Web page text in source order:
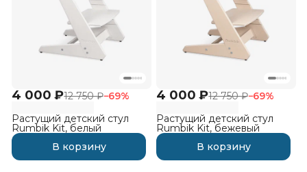
4 000 ₽12 750 ₽−69%
Растущий детский стул
Rumbik Kit, белый
В корзину
4 000 ₽12 750 ₽−69%
Растущий детский стул
Rumbik Kit, бежевый
В корзину